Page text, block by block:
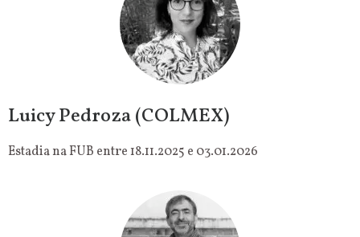
Luicy Pedroza (COLMEX)
Estadia na FUB entre 18.11.2025 e 03.01.2026